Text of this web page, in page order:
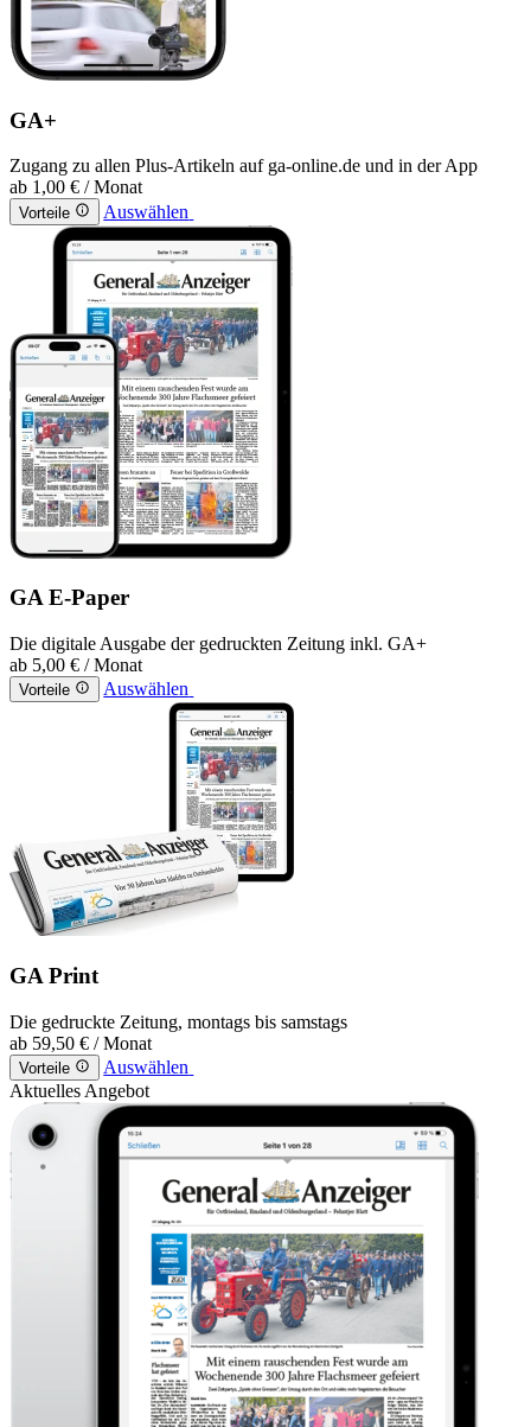
GA+
Zugang zu allen Plus-Artikeln auf ga-online.de und in der App
ab 1,00 € / Monat
Vorteile Auswählen
GA E-Paper
Die digitale Ausgabe der gedruckten Zeitung inkl. GA+
ab 5,00 € / Monat
Vorteile Auswählen
GA Print
Die gedruckte Zeitung, montags bis samstags
ab 59,50 € / Monat
Vorteile
Auswählen
Aktuelles Angebot